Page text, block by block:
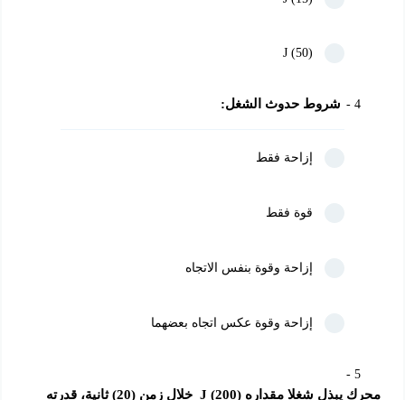
(50) J
4 شروط حدوث الشغل:
إزاحة فقط
قوة فقط
إزاحة وقوة بنفس الاتجاه
إزاحة وقوة عكس اتجاه بعضهما
5